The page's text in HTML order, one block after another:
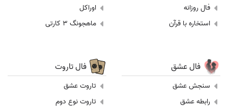
فال روزانه
استخاره با قرآن
اوراکل
ماهجونگ 3 کارتی
فال عشق
سنجش عشق
رابطه عشق
فال تاروت
تاروت عشق
تاروت نوع دوم